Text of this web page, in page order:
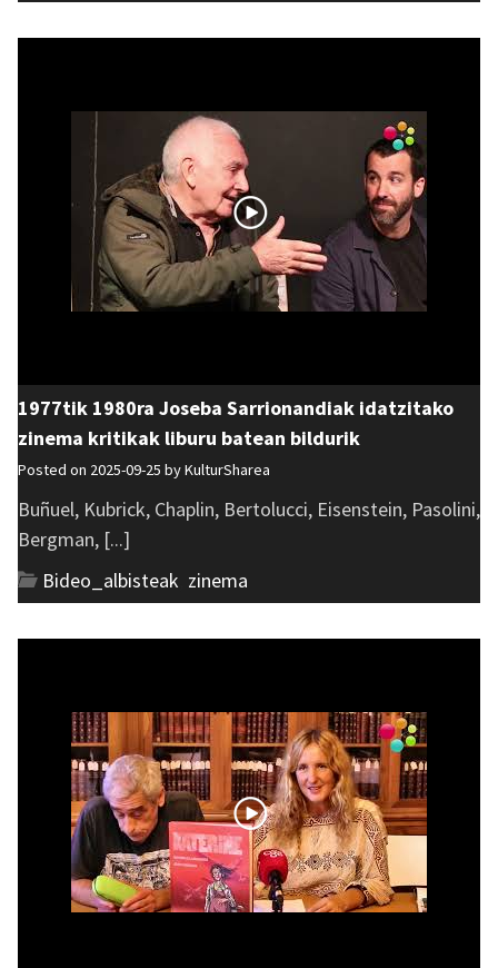
1977tik 1980ra Joseba Sarrionandiak idatzitako
zinema kritikak liburu batean bildurik
Posted on 2025-09-25 byKulturSharea
Buñuel, Kubrick, Chaplin, Bertolucci, Eisenstein, Pasolini,
Bergman, [...]
Bideo_albisteak zinema